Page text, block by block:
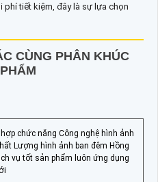
phí tiết kiệm, đây là sự lựa chọn
CÙNG PHÂN KHÚC
chức năng Công nghệ hình ảnh
Lượng hình ảnh ban đêm Hồng
vụ tốt sản phẩm luôn ứng dụng